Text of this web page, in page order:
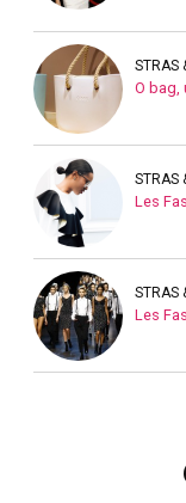
STRAS
O bag,
STRAS
Les
STRAS
Les